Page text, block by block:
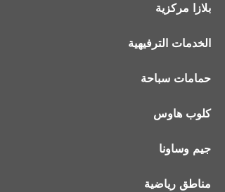
بلازا مركزية
الخدمات الترفيهية
حمامات سباحة
كلوب هاوس
جيم وساونا
مناطق رياضية